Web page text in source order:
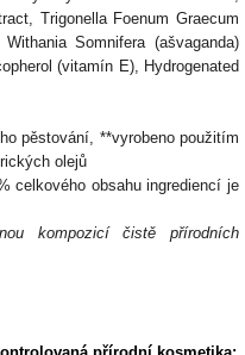
Trigonella Foenum Graecum
Somnifera (ašvaganda)
(vitamín E), Hydrogenated
pěstování, **vyrobeno použitím
olejů
celkového obsahu ingrediencí je
kompozicí čistě přírodních